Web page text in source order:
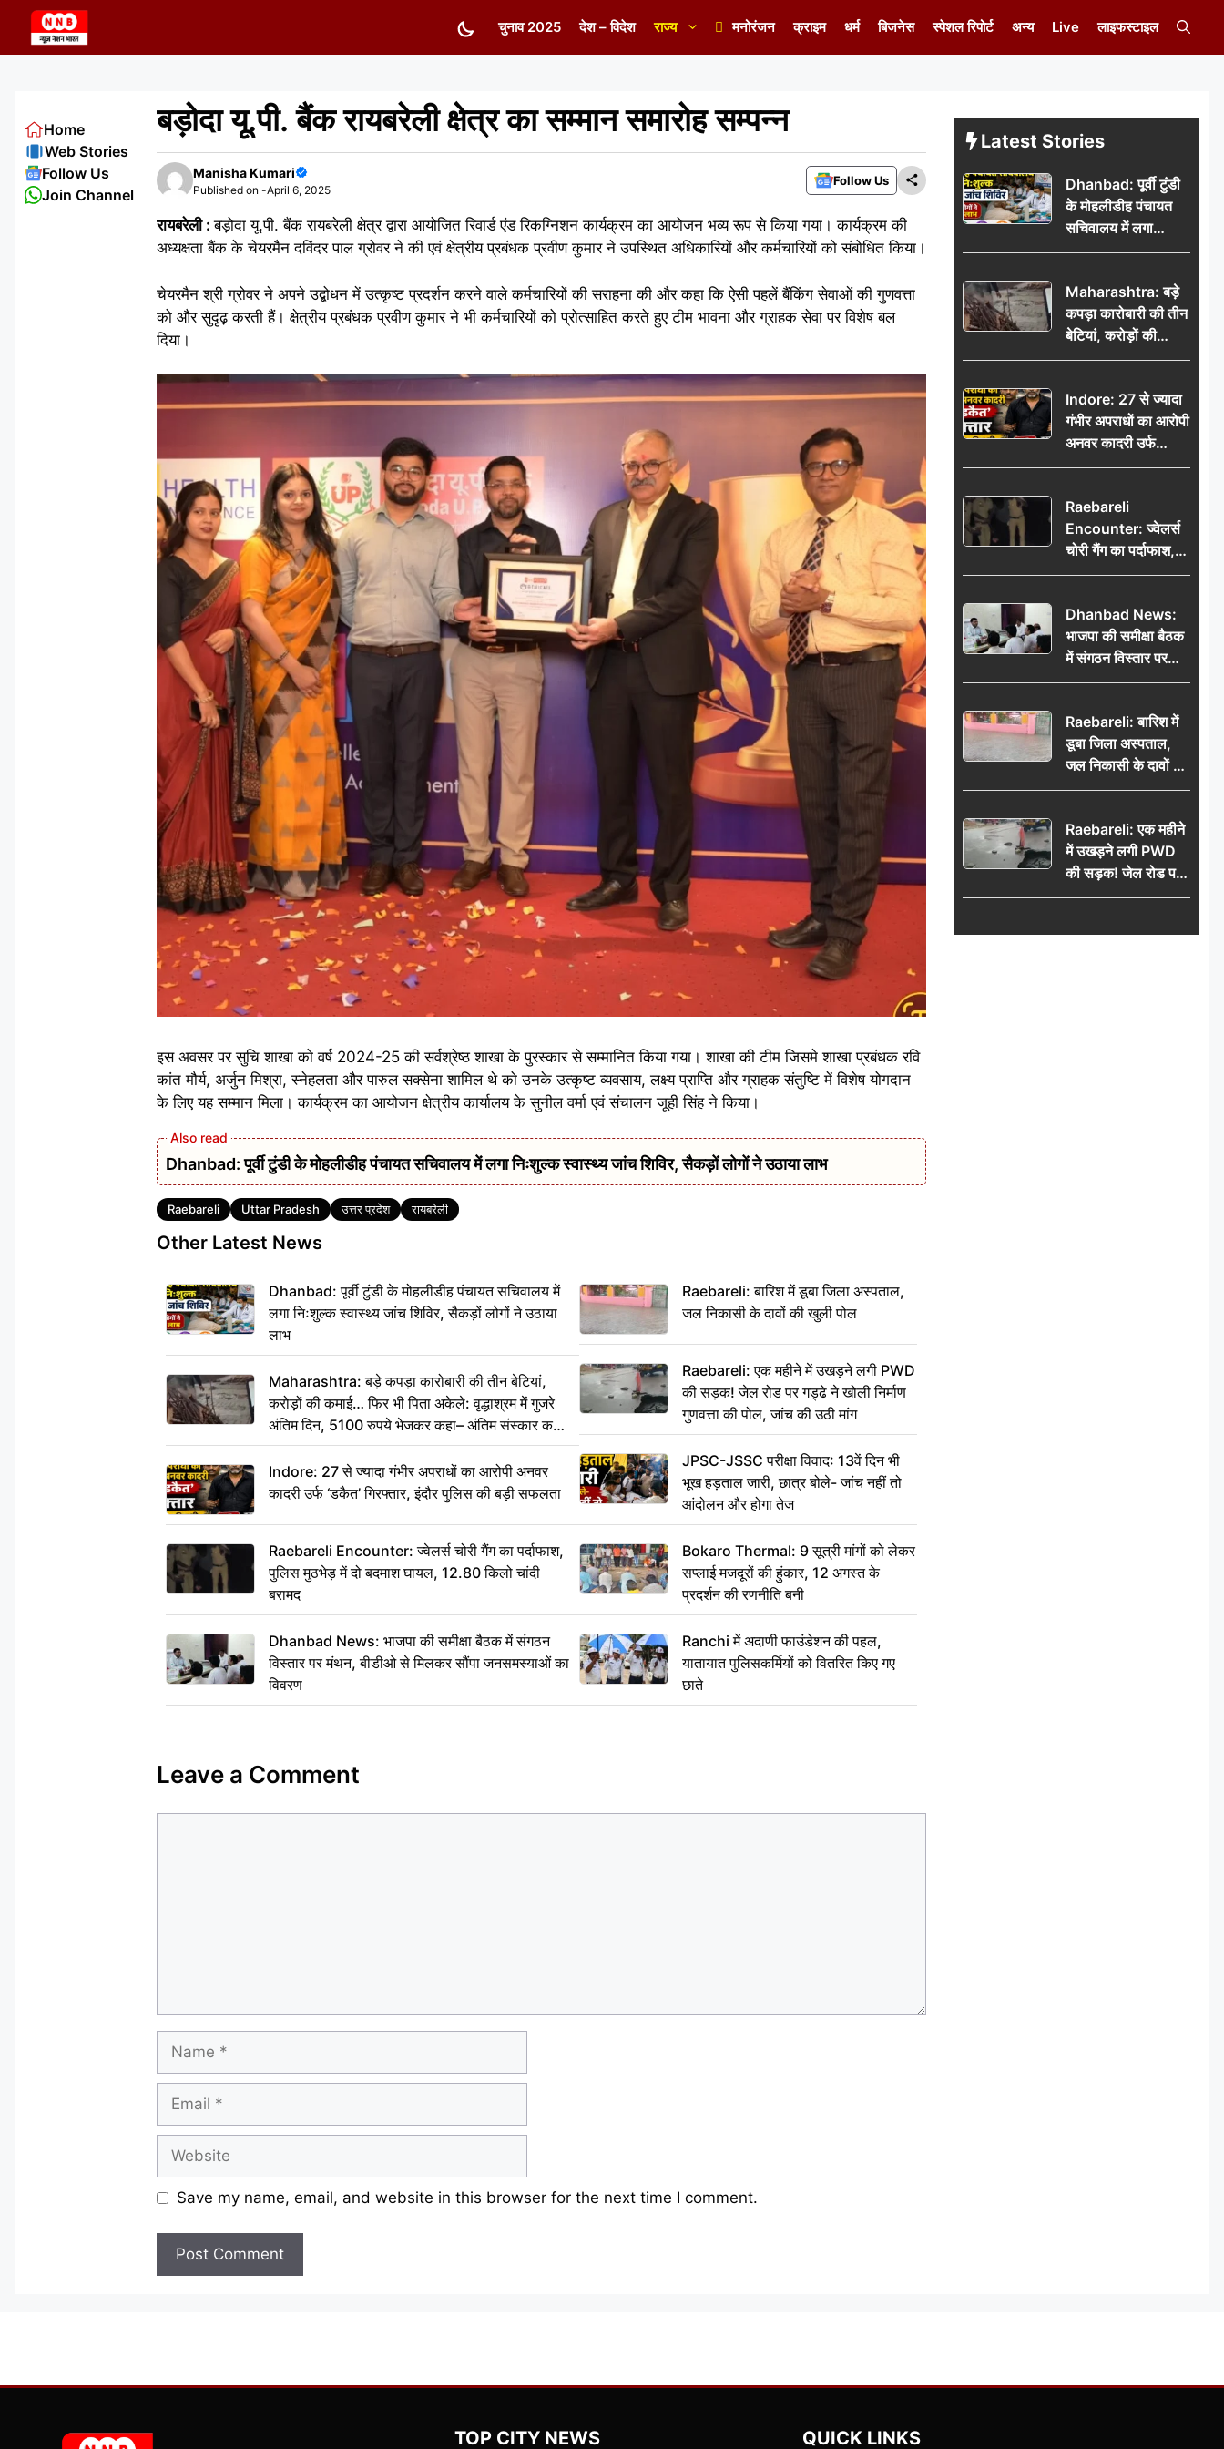
content
चुनाव 2025 देश – विदेश राज्य मनोरंजन क्राइम धर्म बिजनेस स्पेशल रिपोर्ट अन्य Live लाइफस्टाइल
बड़ोदा यू.पी. बैंक रायबरेली क्षेत्र का सम्मान समारोह सम्पन्न
Manisha Kumari
Published on -April 6, 2025
Follow Us
रायबरेली :बड़ोदा यू.पी. बैंक रायबरेली क्षेत्र द्वारा आयोजित रिवार्ड एंड रिकग्निशन कार्यक्रम का आयोजन भव्य रूप से किया गया। कार्यक्रम की
अध्यक्षता बैंक के चेयरमैन दविंदर पाल ग्रोवर ने की एवं क्षेत्रीय प्रबंधक प्रवीण कुमार ने उपस्थित अधिकारियों और कर्मचारियों को संबोधित किया।
चेयरमैन श्री ग्रोवर ने अपने उद्बोधन में उत्कृष्ट प्रदर्शन करने वाले कर्मचारियों की सराहना की और कहा कि ऐसी पहलें बैंकिंग सेवाओं की गुणवत्ता
को और सुदृढ़ करती हैं। क्षेत्रीय प्रबंधक प्रवीण कुमार ने भी कर्मचारियों को प्रोत्साहित करते हुए टीम भावना और ग्राहक सेवा पर विशेष बल
दिया।
इस अवसर पर सुचि शाखा को वर्ष 2024-25 की सर्वश्रेष्ठ शाखा के पुरस्कार से सम्मानित किया गया। शाखा की टीम जिसमे शाखा प्रबंधक रवि
कांत मौर्य, अर्जुन मिश्रा, स्नेहलता और पारुल सक्सेना शामिल थे को उनके उत्कृष्ट व्यवसाय, लक्ष्य प्राप्ति और ग्राहक संतुष्टि में विशेष योगदान
के लिए यह सम्मान मिला। कार्यक्रम का आयोजन क्षेत्रीय कार्यालय के सुनील वर्मा एवं संचालन जूही सिंह ने किया।
Dhanbad: पूर्वी टुंडी के मोहलीडीह पंचायत सचिवालय में लगा निःशुल्क स्वास्थ्य जांच शिविर, सैकड़ों लोगों ने उठाया लाभ
Tags
Raebareli Uttar Pradesh उत्तर प्रदेश रायबरेली
Other Latest News
Dhanbad: पूर्वी टुंडी के मोहलीडीह पंचायत सचिवालय में
लगा निःशुल्क स्वास्थ्य जांच शिविर, सैकड़ों लोगों ने उठाया
लाभ
Maharashtra: बड़े कपड़ा कारोबारी की तीन बेटियां,
करोड़ों की कमाई… फिर भी पिता अकेले: वृद्धाश्रम में गुजरे
अंतिम दिन, 5100 रुपये भेजकर कहा– अंतिम संस्कार कर
दीजिए हम नहीं आ पाएंगे
Indore: 27 से ज्यादा गंभीर अपराधों का आरोपी अनवर
कादरी उर्फ ‘डकैत’ गिरफ्तार, इंदौर पुलिस की बड़ी सफलता
Raebareli Encounter: ज्वेलर्स चोरी गैंग का पर्दाफाश,
पुलिस मुठभेड़ में दो बदमाश घायल, 12.80 किलो चांदी
बरामद
Dhanbad News: भाजपा की समीक्षा बैठक में संगठन
विस्तार पर मंथन, बीडीओ से मिलकर सौंपा जनसमस्याओं का
विवरण
Raebareli: बारिश में डूबा जिला अस्पताल,
जल निकासी के दावों की खुली पोल
Raebareli: एक महीने में उखड़ने लगी PWD
की सड़क! जेल रोड पर गड्ढे ने खोली निर्माण
गुणवत्ता की पोल, जांच की उठी मांग
JPSC-JSSC परीक्षा विवाद: 13वें दिन भी
भूख हड़ताल जारी, छात्र बोले- जांच नहीं तो
आंदोलन और होगा तेज
Bokaro Thermal: 9 सूत्री मांगों को लेकर
सप्लाई मजदूरों की हुंकार, 12 अगस्त के
प्रदर्शन की रणनीति बनी
Ranchi में अदाणी फाउंडेशन की पहल,
यातायात पुलिसकर्मियों को वितरित किए गए
छाते
Leave a Comment
Name
Email
Website
Save my name, email, and website in this browser for the next time I comment.
Home
Web Stories
Follow Us
Join Channel
Latest Stories
Dhanbad: पूर्वी टुंडी
के मोहलीडीह पंचायत
सचिवालय में लगा
निःशुल्क स्वास्थ्य जांच
उठाया लाभ
Maharashtra: बड़े
कपड़ा कारोबारी की तीन
बेटियां, करोड़ों की
कमाई… फिर भी पिता
अंतिम दिन, 5100 रुपये
भेजकर कहा– अंतिम
संस्कार कर दीजिए हम
नहीं आ पाएंगे
Indore: 27 से ज्यादा
गंभीर अपराधों का आरोपी
अनवर कादरी उर्फ
‘डकैत’ गिरफ्तार, इंदौर
Raebareli
Encounter: ज्वेलर्स
चोरी गैंग का पर्दाफाश,
पुलिस मुठभेड़ में दो
किलो चांदी बरामद
Dhanbad News:
भाजपा की समीक्षा बैठक
में संगठन विस्तार पर
मंथन, बीडीओ से
जनसमस्याओं का विवरण
Raebareli: बारिश में
डूबा जिला अस्पताल,
जल निकासी के दावों की
खुली पोल
Raebareli: एक महीने
में उखड़ने लगी PWD
की सड़क! जेल रोड पर
गड्ढे ने खोली निर्माण
की उठी मांग
TOP CITY NEWS QUICK LINKS